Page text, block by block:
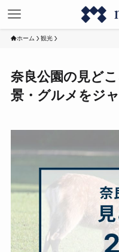
ホーム 観光
奈良公園の見ど
景・グルメをジ